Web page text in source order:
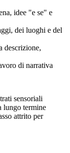
idee "e se" e
dei luoghi e del
descrizione,
di narrativa
sensoriali
lungo termine
attrito per